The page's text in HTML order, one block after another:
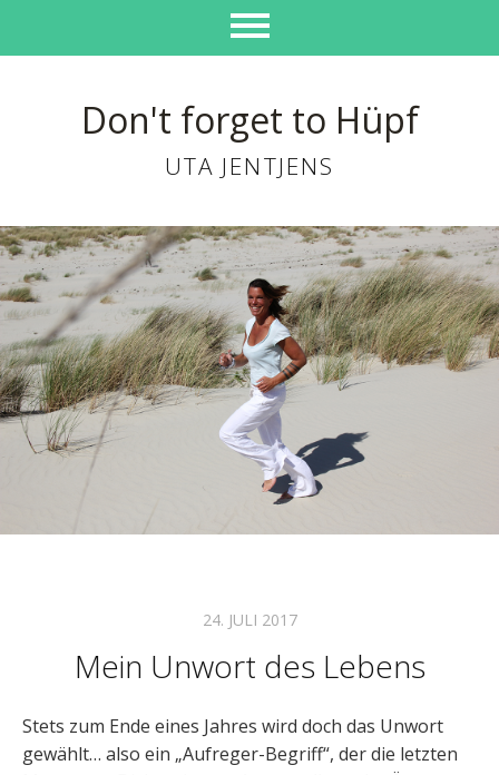
Don't forget to Hüpf
UTA JENTJENS
24. JULI 2017
Mein Unwort des Lebens
Stets zum Ende eines Jahres wird doch das Unwort
gewählt… also ein „Aufreger-Begriff“, der die letzten